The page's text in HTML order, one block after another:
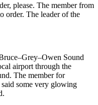
please. The member from
order. The leader of the
Sound
airport through the
The member for
some very glowing